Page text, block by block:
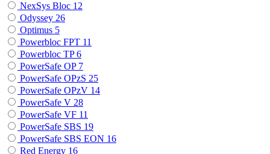
NexSys Bloc 12
Odyssey 26
Optimus 5
Powerbloc FPT 11
Powerbloc TP6
PowerSafe OP 7
PowerSafe OPzS 25
PowerSafe OPzV 14
PowerSafe V 28
PowerSafe VF 11
PоwerSafe SBS 19
PоwerSafe SBS EON 16
Red Energy 16